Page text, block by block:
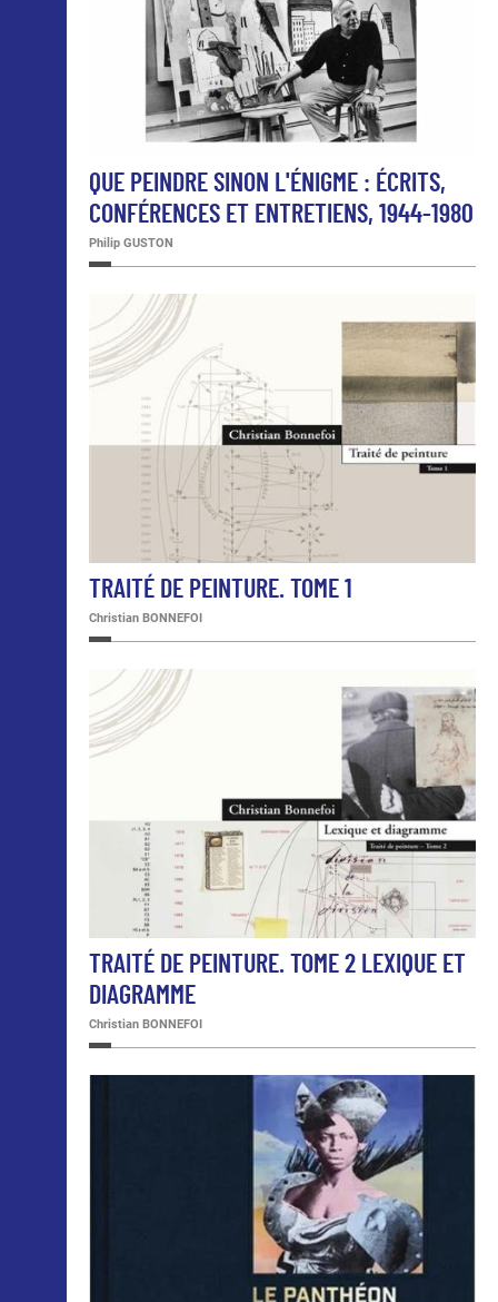
QUE PEINDRE SINON L'ÉNIGME : ÉCRITS,
CONFÉRENCES ET ENTRETIENS, 1944-1980
Philip GUSTON
TRAITÉ DE PEINTURE. TOME 1
Christian BONNEFOI
TRAITÉ DE PEINTURE. TOME 2 LEXIQUE ET
DIAGRAMME
Christian BONNEFOI